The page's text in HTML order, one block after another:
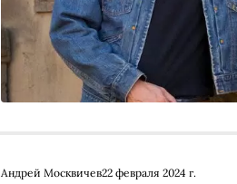
Андрей Москвичев22 февраля 2024 г.